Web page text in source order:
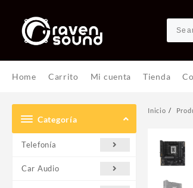
contenido
Home Carrito Mi cuenta Tienda
Categoría
Telefonía
Car Audio
Inicio